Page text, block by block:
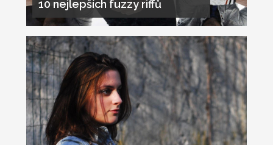
10 nejlepších fuzzy riffů